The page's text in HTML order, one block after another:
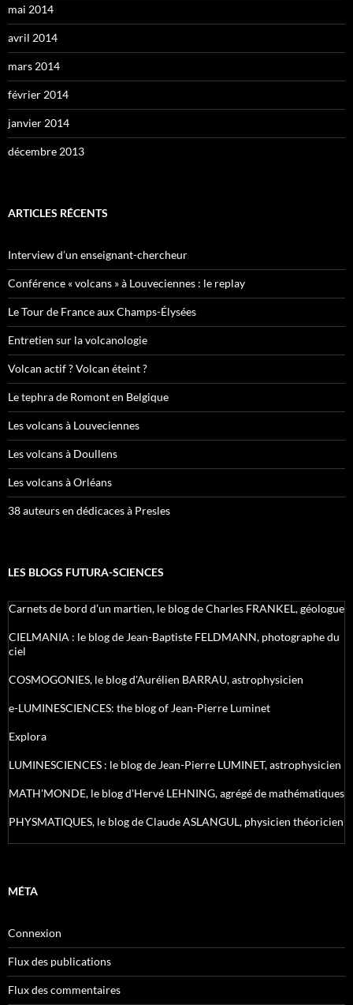
mai 2014
avril 2014
mars 2014
février 2014
janvier 2014
décembre 2013
ARTICLES RÉCENTS
Interview d’un enseignant-chercheur
Conférence « volcans » à Louveciennes : le replay
Le Tour de France aux Champs-Élysées
Entretien sur la volcanologie
Volcan actif ? Volcan éteint ?
Le tephra de Romont en Belgique
Les volcans à Louveciennes
Les volcans à Doullens
Les volcans à Orléans
38 auteurs en dédicaces à Presles
LES BLOGS FUTURA-SCIENCES
Carnets de bord d’un martien, le blog de Charles FRANKEL, géologue
CIELMANIA : le blog de Jean-Baptiste FELDMANN, photographe du
ciel
COSMOGONIES, le blog d'Aurélien BARRAU, astrophysicien
e-LUMINESCIENCES: the blog of Jean-Pierre Luminet
Explora
LUMINESCIENCES : le blog de Jean-Pierre LUMINET, astrophysicien
MATH'MONDE, le blog d'Hervé LEHNING, agrégé de mathématiques
PHYSMATIQUES, le blog de Claude ASLANGUL, physicien théoricien
MÉTA
Connexion
Flux des publications
Flux des commentaires